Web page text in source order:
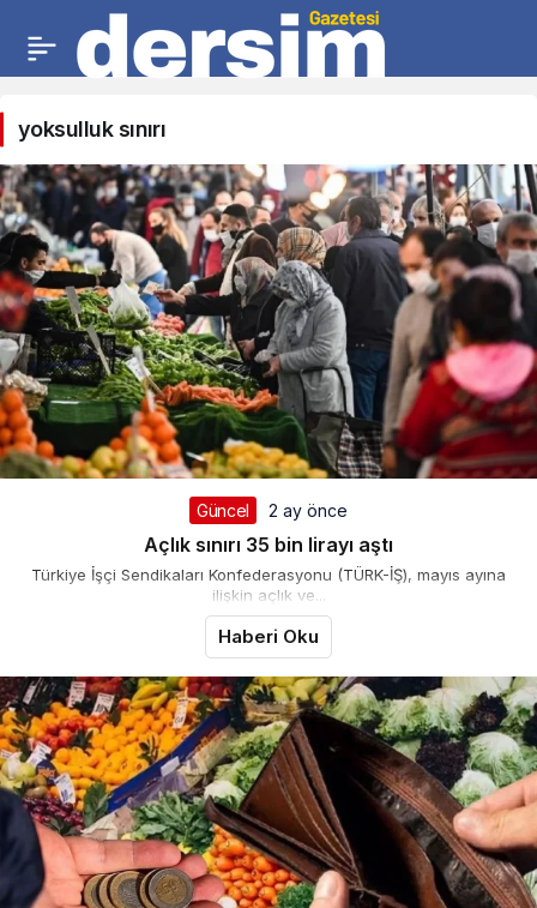
yoksulluk sınırı
Güncel 2 ay önce
Açlık sınırı 35 bin lirayı aştı
Türkiye İşçi Sendikaları Konfederasyonu (TÜRK-İŞ), mayıs ayına
ilişkin açlık ve...
Haberi Oku